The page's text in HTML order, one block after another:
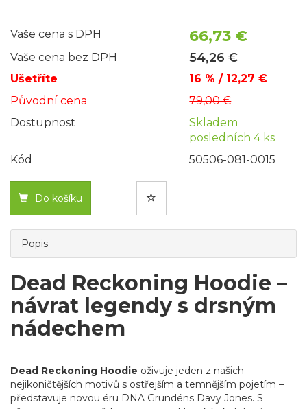
Vaše cena s DPH 66,73 €
Vaše cena bez DPH 54,26 €
Ušetříte
16 % / 12,27 €
Původní cena
79,00 €
Dostupnost
Skladem
posledních 4 ks
Kód
50506-081-0015
Do košíku
Popis
Dead Reckoning Hoodie –
návrat legendy s drsným
nádechem
Dead Reckoning Hoodie oživuje jeden z našich
nejikoničtějších motivů s ostřejším a temnějším pojetím –
představuje novou éru DNA Grundéns Davy Jones. S